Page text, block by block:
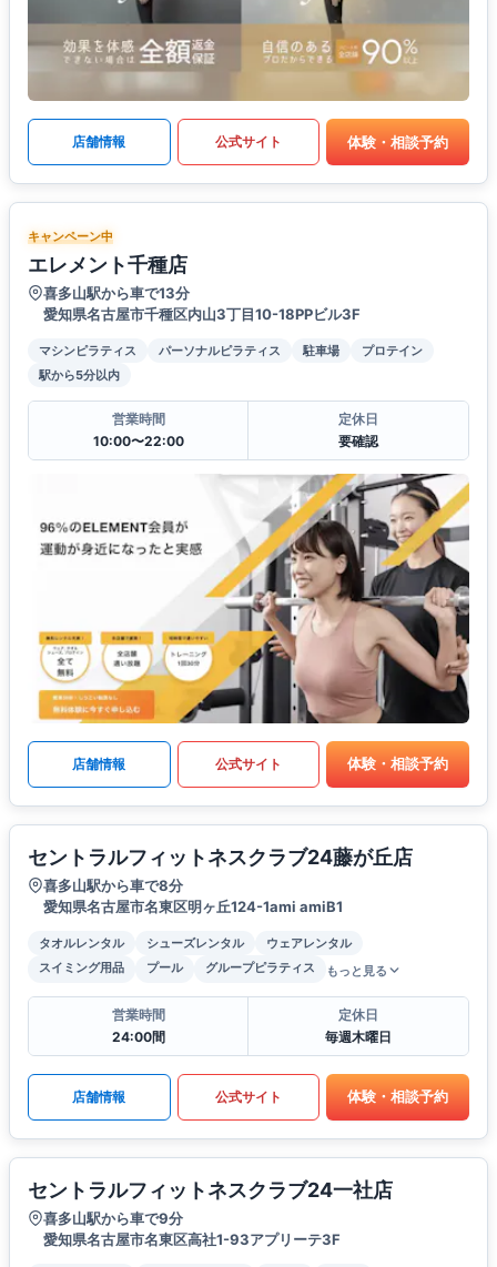
店舗情報 公式サイト 体験・相談予約
キャンペーン中
エレメント千種店
喜多山駅から車で13分
愛知県名古屋市千種区内山3丁目10-18PPビル3F
マシンピラティス パーソナルピラティス 駐車場
プロテイン
駅から5分以内
営業時間
10:00〜22:00
定休日
要確認
店舗情報 公式サイト 体験・相談予約
セントラルフィットネスクラブ24藤が丘店
喜多山駅から車で8分
愛知県名古屋市名東区明ヶ丘124-1ami amiB1
タオルレンタル シューズレンタル
ウェアレンタル
スイミング用品
プール グループピラティス もっと見る
営業時間
24:00間
定休日
毎週木曜日
店舗情報 公式サイト 体験・相談予約
セントラルフィットネスクラブ24一社店
喜多山駅から車で9分
愛知県名古屋市名東区高社1-93アプリーテ3F